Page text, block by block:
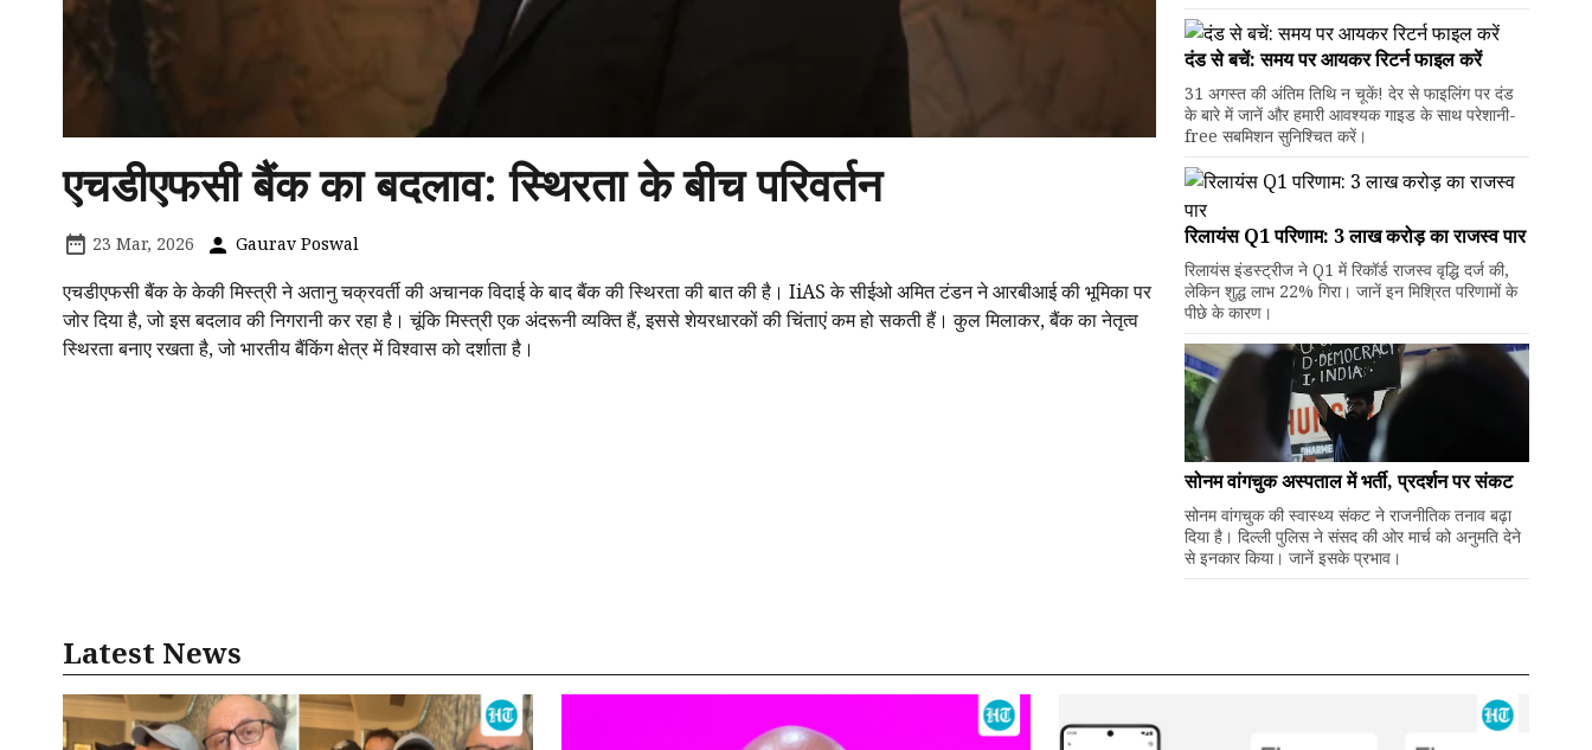
एचडीएफसी बैंक का बदलाव: स्थिरता के बीच परिवर्तन
23 Mar, 2026 Gaurav Poswal
एचडीएफसी बैंक के केकी मिस्त्री ने अतानु चक्रवर्ती की अचानक विदाई के बाद बैंक की स्थिरता की बात की है। IiAS के सीईओ अमित टंडन ने आरबीआई की भूमिका पर
जोर दिया है, जो इस बदलाव की निगरानी कर रहा है। चूंकि मिस्त्री एक अंदरूनी व्यक्ति हैं, इससे शेयरधारकों की चिंताएं कम हो सकती हैं। कुल मिलाकर, बैंक का नेतृत्व
स्थिरता बनाए रखता है, जो भारतीय बैंकिंग क्षेत्र में विश्वास को दर्शाता है।
दंड से बचें: समय पर आयकर रिटर्न फाइल करें
31 अगस्त की अंतिम तिथि न चूकें! देर से फाइलिंग पर दंड
के बारे में जानें और हमारी आवश्यक गाइड के साथ परेशानी-
free सबमिशन सुनिश्चित करें।
रिलायंस Q1 परिणाम: ₹3 लाख करोड़ का राजस्व पार
रिलायंस इंडस्ट्रीज ने Q1 में रिकॉर्ड राजस्व वृद्धि दर्ज की,
लेकिन शुद्ध लाभ 22% गिरा। जानें इन मिश्रित परिणामों के
पीछे के कारण।
सोनम वांगचुक अस्पताल में भर्ती, प्रदर्शन पर संकट
सोनम वांगचुक की स्वास्थ्य संकट ने राजनीतिक तनाव बढ़ा
दिया है। दिल्ली पुलिस ने संसद की ओर मार्च को अनुमति देने
से इनकार किया। जानें इसके प्रभाव।
Latest News